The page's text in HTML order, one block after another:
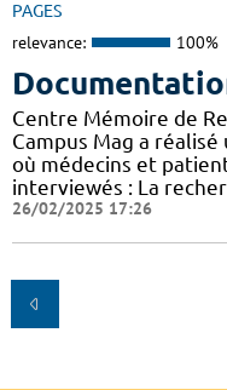
PAGES
relevance: 100%
Centre Mémoire de
Campus Mag a
où médecins et
interviewés : La
26/02/2025 17:26